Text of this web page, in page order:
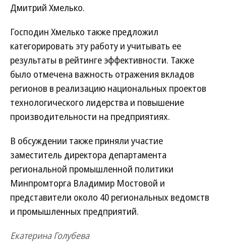
Дмитрий Хмелько.
Господин Хмелько также предложил
категорировать эту работу и учитывать ее
результаты в рейтинге эффективности. Также
было отмечена важность отражения вкладов
регионов в реализацию национальных проектов
технологического лидерства и повышение
производительности на предприятиях.
В обсуждении также приняли участие
заместитель директора департамента
региональной промышленной политики
Минпромторга Владимир Мостовой и
представители около 40 региональных ведомств
и промышленных предприятий.
Екатерина Голубева